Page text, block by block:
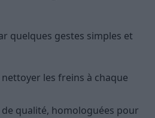
quelques gestes simples et
les freins à chaque
de qualité, homologuées pour